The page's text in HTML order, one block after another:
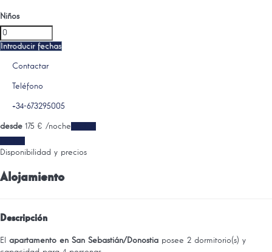
Niños
Introducir fechas
Contactar
Teléfono
+34-673295005
desde 175 € /noche
Disponibilidad y precios
Alojamiento
Descripción
El apartamento en San Sebastián/Donostia posee 2 dormitorio(s) y